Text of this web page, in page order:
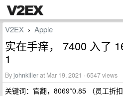
V2EX › Apple
实在手痒， 7400 入了
1
Byjohnkillerat Mar 19, 2021 · 6547 views
关键词：官翻，8069*0.85 （员工折